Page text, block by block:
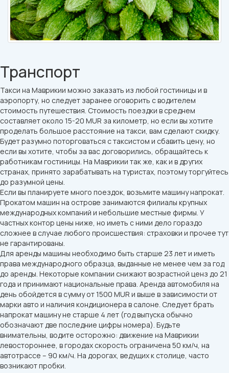
Транспорт
Такси на Маврикии можно заказать из любой гостиницы и в
аэропорту, но следует заранее оговорить с водителем
стоимость путешествия. Стоимость поездки в среднем
составляет около 15-20 MUR за километр, но если вы хотите
проделать большое расстояние на такси, вам сделают скидку.
Будет разумно поторговаться с таксистом и сбавить цену, но
если вы хотите, чтобы за вас договорились, обращайтесь к
работникам гостиницы. На Маврикии так же, как и в других
странах, принято зарабатывать на туристах, поэтому торгуйтесь
до разумной цены.
Если вы планируете много поездок, возьмите машину напрокат.
Прокатом машин на острове занимаются филиалы крупных
международных компаний и небольшие местные фирмы. У
частных контор цены ниже, но иметь с ними дело гораздо
сложнее в случае любого происшествия: страховки и прочее тут
не гарантированы.
Для аренды машины необходимо быть старше 23 лет и иметь
права международного образца, выданные не менее чем за год
до аренды. Некоторые компании снижают возрастной ценз до 21
года и принимают национальные права. Аренда автомобиля на
день обойдется в сумму от 1500 MUR и выше в зависимости от
марки авто и наличия кондиционера в салоне. Следует брать
напрокат машину не старше 4 лет (год выпуска обычно
обозначают две последние цифры номера). Будьте
внимательны, водите осторожно: движение на Маврикии
левостороннее, в городах скорость ограничена 50 км/ч, на
автотрассе – 90 км/ч. На дорогах, ведущих к столице, часто
возникают пробки.